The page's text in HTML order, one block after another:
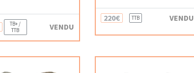
TB+ /
TTB
VENDU
220€ TTB VENDU